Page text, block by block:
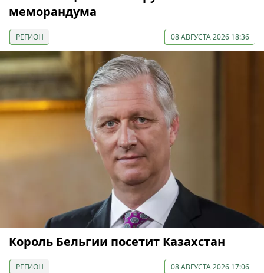
меморандума
РЕГИОН 08 АВГУСТА 2026 18:36
Король Бельгии посетит Казахстан
РЕГИОН 08 АВГУСТА 2026 17:06